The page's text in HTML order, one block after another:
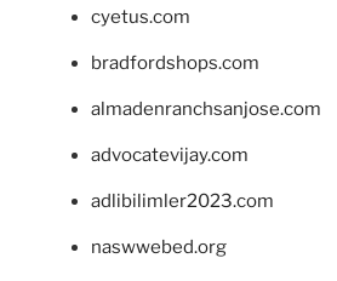
cyetus.com
bradfordshops.com
almadenranchsanjose.com
advocatevijay.com
adlibilimler2023.com
naswwebed.org